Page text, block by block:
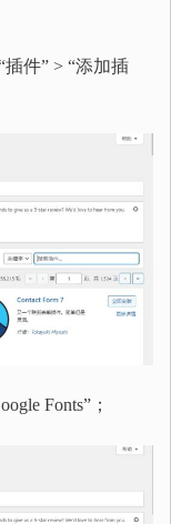
件” > “添加插
Fonts”；